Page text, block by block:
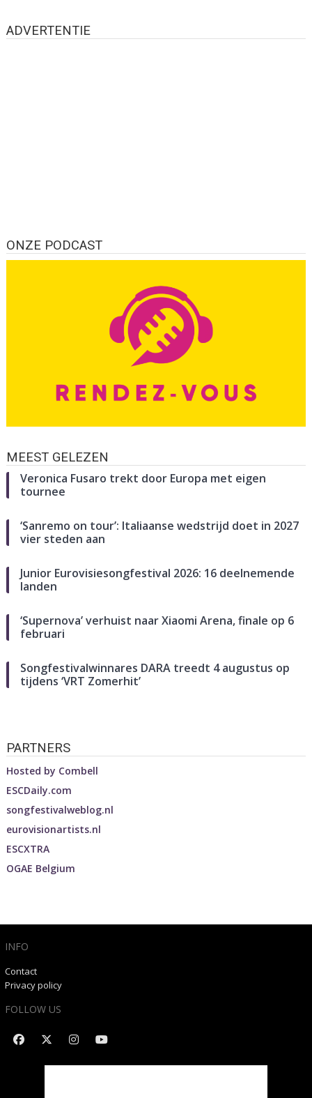
ADVERTENTIE
ONZE PODCAST
MEEST GELEZEN
Veronica Fusaro trekt door Europa met eigen
tournee
‘Sanremo on tour’: Italiaanse wedstrijd doet in 2027
vier steden aan
Junior Eurovisiesongfestival 2026: 16 deelnemende
landen
‘Supernova’ verhuist naar Xiaomi Arena, finale op 6
februari
Songfestivalwinnares DARA treedt 4 augustus op
tijdens ‘VRT Zomerhit’
PARTNERS
Hosted by Combell
ESCDaily.com
songfestivalweblog.nl
eurovisionartists.nl
ESCXTRA
OGAE Belgium
INFO
Contact
Privacy policy
FOLLOW US